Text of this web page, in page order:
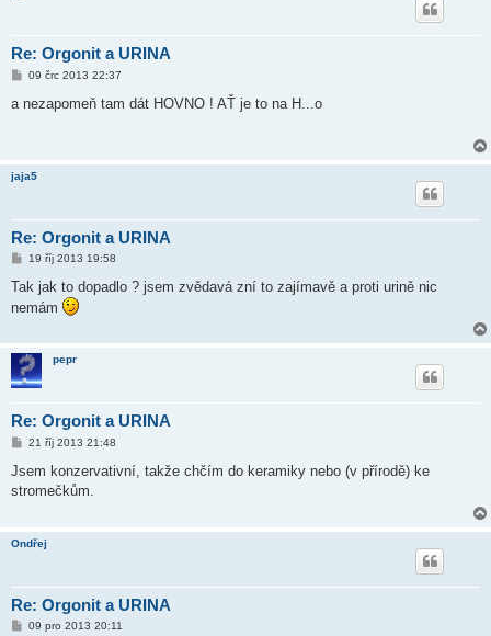
Re: Orgonit a URINA
P
í
e
k
09 črc 2013 22:37
a nezapomeň tam dát HOVNO ! AŤ je to na H...o
jaja5
Re: Orgonit a URINA
P
í
p
k
19 říj 2013 19:58
Tak jak to dopadlo ? jsem zvědavá zní to zajímavě a proti urině nic
nemám
pepr
Re: Orgonit a URINA
P
í
p
e
k
21 říj 2013 21:48
Jsem konzervativní, takže chčím do keramiky nebo (v přírodě) ke
stromečkům.
Ondřej
Re: Orgonit a URINA
P09 pro 2013 20:11